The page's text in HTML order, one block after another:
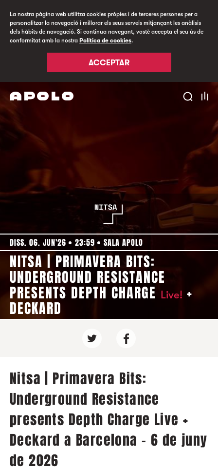
La nostra pàgina web utilitza cookies pròpies i de terceres persones per a
personalitzar la navegació i millorar els seus serveis mitjançant les anàlisis
dels hàbits de navegació. Si continua navegant, vostè accepta el seu ús de
conformitat amb la nostra Política de cookies.
ACCEPTAR
DISS. 06. JUN'26 23:59 SALA APOLO
NITSA | PRIMAVERA BITS:
UNDERGROUND RESISTANCE
PRESENTS DEPTH CHARGE Live! +
DECKARD
Nitsa | Primavera Bits:
Underground Resistance
presents Depth Charge Live +
Deckard a Barcelona - 6 de juny
de 2026